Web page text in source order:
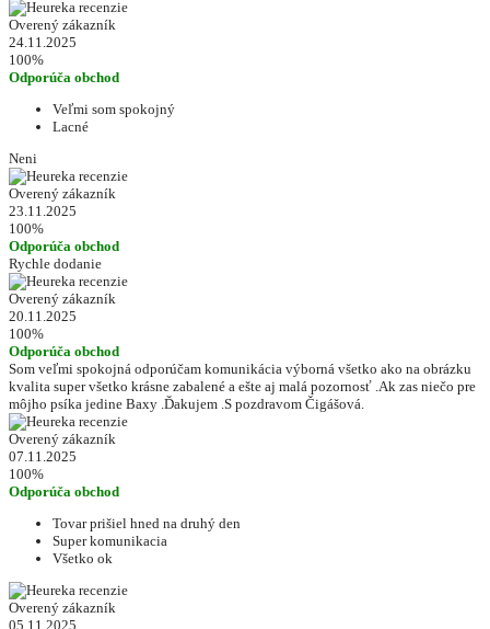
Overený zákazník
24.11.2025
100%
Odporúča obchod
Veľmi som spokojný
Lacné
Neni
Overený zákazník
23.11.2025
100%
Odporúča obchod
Rychle dodanie
Overený zákazník
20.11.2025
100%
Odporúča obchod
Som veľmi spokojná odporúčam komunikácia výborná všetko ako na obrázku
kvalita super všetko krásne zabalené a ešte aj malá pozornosť .Ak zas niečo pre
môjho psíka jedine Baxy .Ďakujem .S pozdravom Čigášová.
Overený zákazník
07.11.2025
100%
Odporúča obchod
Tovar prišiel hned na druhý den
Super komunikacia
Všetko ok
Overený zákazník
05.11.2025